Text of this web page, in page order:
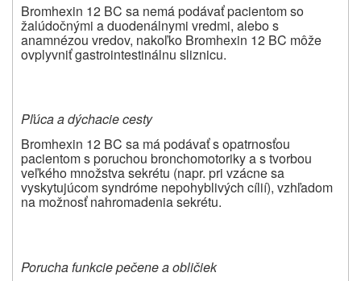
Bromhexin 12 BC sa nemá podávať pacientom so
žalúdočnými a duodenálnymi vredmi, alebo s
anamnézou vredov, nakoľko Bromhexin 12 BC môže
ovplyvniť gastrointestinálnu sliznicu.
Pľúca a dýchacie cesty
Bromhexin 12 BC sa má podávať s opatrnosťou
pacientom s poruchou bronchomotoriky a s tvorbou
veľkého množstva sekrétu (napr. pri vzácne sa
vyskytujúcom syndróme nepohyblivých cílií), vzhľadom
na možnosť nahromadenia sekrétu.
Porucha funkcie pečene a obličiek